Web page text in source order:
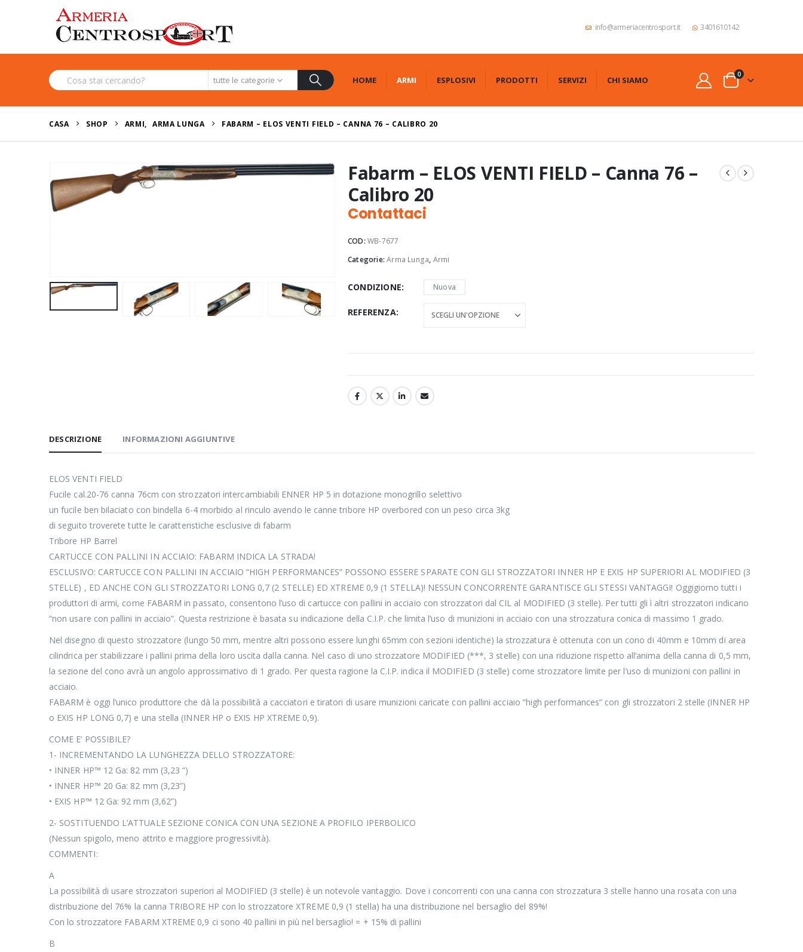
info@armeriacentrosport.it 3401610142
tutte le categorie HOME ARMI ESPLOSIVI PRODOTTI SERVIZI CHI SIAMO
0
CASA SHOP ARMI, ARMA LUNGA FABARM – ELOS VENTI FIELD – CANNA 76 – CALIBRO 20
Fabarm – ELOS VENTI FIELD – Canna 76 –
Calibro 20
Contattaci
COD: WB-7677
Categorie:Arma Lunga, Armi
CONDIZIONE Nuova
REFERENZA
DESCRIZIONE INFORMAZIONI AGGIUNTIVE
ELOS VENTI FIELD
Fucile cal.20-76 canna 76cm con strozzatori intercambiabili ENNER HP 5 in dotazione monogrillo selettivo
un fucile ben bilaciato con bindella 6-4 morbido al rinculo avendo le canne tribore HP overbored con un peso circa 3kg
di seguito troverete tutte le caratteristiche esclusive di fabarm
Tribore HP Barrel
CARTUCCE CON PALLINI IN ACCIAIO: FABARM INDICA LA STRADA!
ESCLUSIVO: CARTUCCE CON PALLINI IN ACCIAIO “HIGH PERFORMANCES” POSSONO ESSERE SPARATE CON GLI STROZZATORI INNER HP E EXIS HP SUPERIORI AL MODIFIED (3
STELLE) , ED ANCHE CON GLI STROZZATORI LONG 0,7 (2 STELLE) ED XTREME 0,9 (1 STELLA)! NESSUN CONCORRENTE GARANTISCE GLI STESSI VANTAGGI! Oggigiorno tutti i
produttori di armi, come FABARM in passato, consentono l’uso di cartucce con pallini in acciaio con strozzatori dal CIL al MODIFIED (3 stelle). Per tutti gli ì altri strozzatori indicano
“non usare con pallini in acciaio”. Questa restrizione è basata su indicazione della C.I.P. che limita l’uso di munizioni in acciaio con una strozzatura conica di massimo 1 grado.
Nel disegno di questo strozzatore (lungo 50 mm, mentre altri possono essere lunghi 65mm con sezioni identiche) la strozzatura è ottenuta con un cono di 40mm e 10mm di area
cilindrica per stabilizzare i pallini prima della loro uscita dalla canna. Nel caso di uno strozzatore MODIFIED (***, 3 stelle) con una riduzione rispetto all’anima della canna di 0,5 mm,
la sezione del cono avrà un angolo approssimativo di 1 grado. Per questa ragione la C.I.P. indica il MODIFIED (3 stelle) come strozzatore limite per l’uso di munizioni con pallini in
acciaio.
FABARM è oggi l’unico produttore che dà la possibilità a cacciatori e tiratori di usare munizioni caricate con pallini acciaio “high performances” con gli strozzatori 2 stelle (INNER HP
o EXIS HP LONG 0,7) e una stella (INNER HP o EXIS HP XTREME 0,9).
COME E’ POSSIBILE?
1- INCREMENTANDO LA LUNGHEZZA DELLO STROZZATORE:
• INNER HP™ 12 Ga: 82 mm (3,23 “)
• INNER HP™ 20 Ga: 82 mm (3,23”)
• EXIS HP™ 12 Ga: 92 mm (3,62”)
2- SOSTITUENDO L’ATTUALE SEZIONE CONICA CON UNA SEZIONE A PROFILO IPERBOLICO
(Nessun spigolo, meno attrito e maggiore progressività).
COMMENTI:
A
La possibilità di usare strozzatori superiori al MODIFIED (3 stelle) è un notevole vantaggio. Dove i concorrenti con una canna con strozzatura 3 stelle hanno una rosata con una
distribuzione del 76% la canna TRIBORE HP con lo strozzatore XTREME 0,9 (1 stella) ha una distribuzione nel bersaglio del 89%!
Con lo strozzatore FABARM XTREME 0,9 ci sono 40 pallini in più nel bersaglio! = + 15% di pallini
B